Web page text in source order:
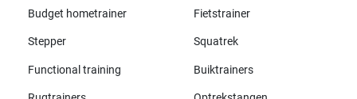
Budget hometrainer Fietstrainer
Stepper Squatrek
Functional training Buiktrainers